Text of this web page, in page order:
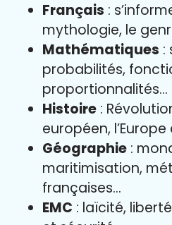
Français :
mythologie, le
Mathématiques :
probabilités,
proportionnalités…
Histoire :
européen,
Géographie :
maritimisation,
françaises…
EMC : laïcité,